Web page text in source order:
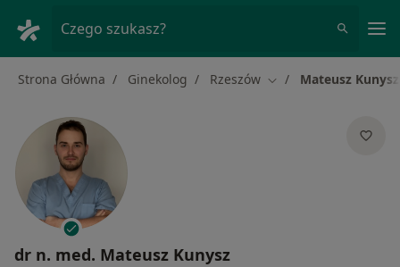
Czego szukasz?
Strona Główna Ginekolog Rzeszów Zmień miasto
Mateusz Kunysz
dr n. med. Mateusz Kunysz